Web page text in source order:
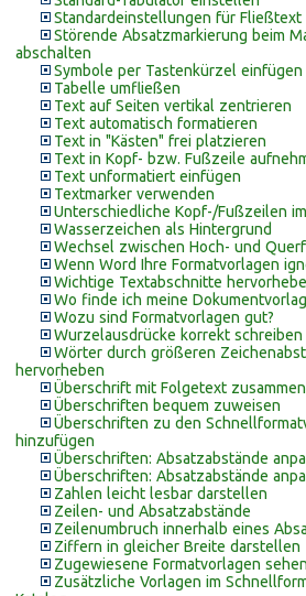
Standardeinstellungen für Fließtext
Störende Absatzmarkierung beim
abschalten
Symbole per Tastenkürzel einfügen
Tabelle umfließen
Text auf Seiten vertikal zentrieren
Text automatisch formatieren
Text in "Kästen" frei platzieren
Text in Kopf- bzw. Fußzeile
Text unformatiert einfügen
Textmarker verwenden
Unterschiedliche Kopf-/Fußzeilen
Wasserzeichen als Hintergrund
Wechsel zwischen Hoch- und
Wenn Word Ihre Formatvorlagen
Wichtige Textabschnitte
Wo finde ich meine
Wozu sind Formatvorlagen gut?
Wurzelausdrücke korrekt schreiben
Wörter durch größeren
hervorheben
Überschrift mit Folgetext
Überschriften bequem zuweisen
Überschriften zu den
hinzufügen
Überschriften: Absatzabstände
Überschriften: Absatzabstände
Zahlen leicht lesbar darstellen
Zeilen- und Absatzabstände
Zeilenumbruch innerhalb eines
Ziffern in gleicher Breite darstellen
Zugewiesene Formatvorlagen sehen
Zusätzliche Vorlagen im